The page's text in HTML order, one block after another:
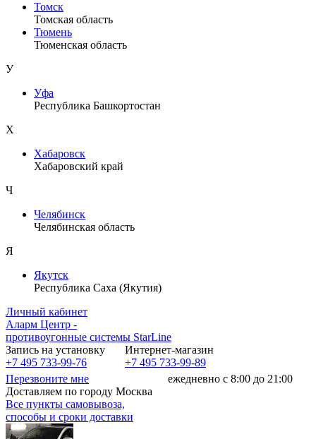
Томск
Томская область
Тюмень
Тюменская область
У
Уфа
Республика Башкортостан
Х
Хабаровск
Хабаровский край
Ч
Челябинск
Челябинская область
Я
Якутск
Республика Саха (Якутия)
Личный кабинет
Аларм Центр -
противоугонные системы StarLine
Запись на установку
+7 495 733-99-76
Интернет-магазин
+7 495 733-99-89
Перезвоните мне
ежедневно с 8:00 до 21:00
Доставляем по городу Москва
Все пункты самовывоза,
способы и сроки доставки